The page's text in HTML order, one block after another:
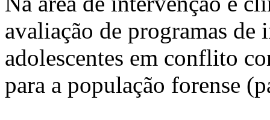
avaliação de programas
adolescentes em conflito
para a população forense